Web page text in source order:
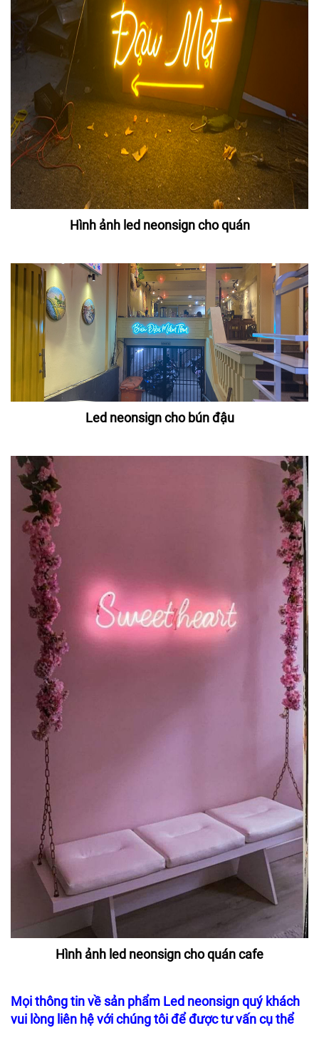
Hình ảnh led neonsign cho quán
Led neonsign cho bún đậu
Hình ảnh led neonsign cho quán cafe
Mọi thông tin về sản phẩm Led neonsign quý khách
vui lòng liên hệ với chúng tôi để được tư vấn cụ thể